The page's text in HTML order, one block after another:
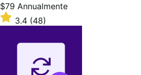
Prezzo
$79
Annualmente
$79 Annualmente
Valutato
3.4
3.4 (48)